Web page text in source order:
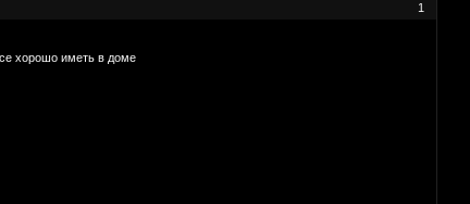
1
хорошо иметь в доме